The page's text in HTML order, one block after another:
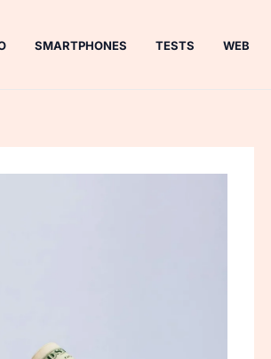
SMARTPHONES TESTS WEB